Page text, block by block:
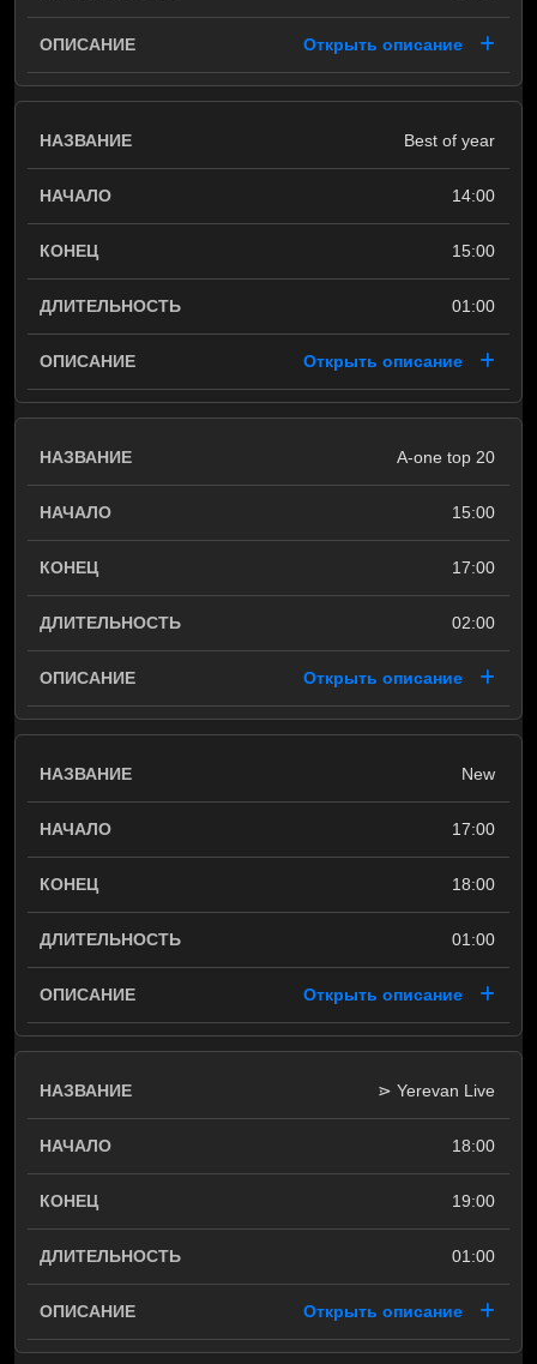
Открыть описание
Best of year
14:00
15:00
01:00
Открыть описание
A-one top 20
15:00
17:00
02:00
Открыть описание
New
17:00
18:00
01:00
Открыть описание
⋗ Yerevan Live
18:00
19:00
01:00
Открыть описание